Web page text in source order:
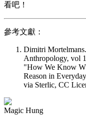
看吧！
參考文獻：
Dimitri
Anthropology, vol
"How We Know
Reason in
via Sterlic, CC
Magic Hung